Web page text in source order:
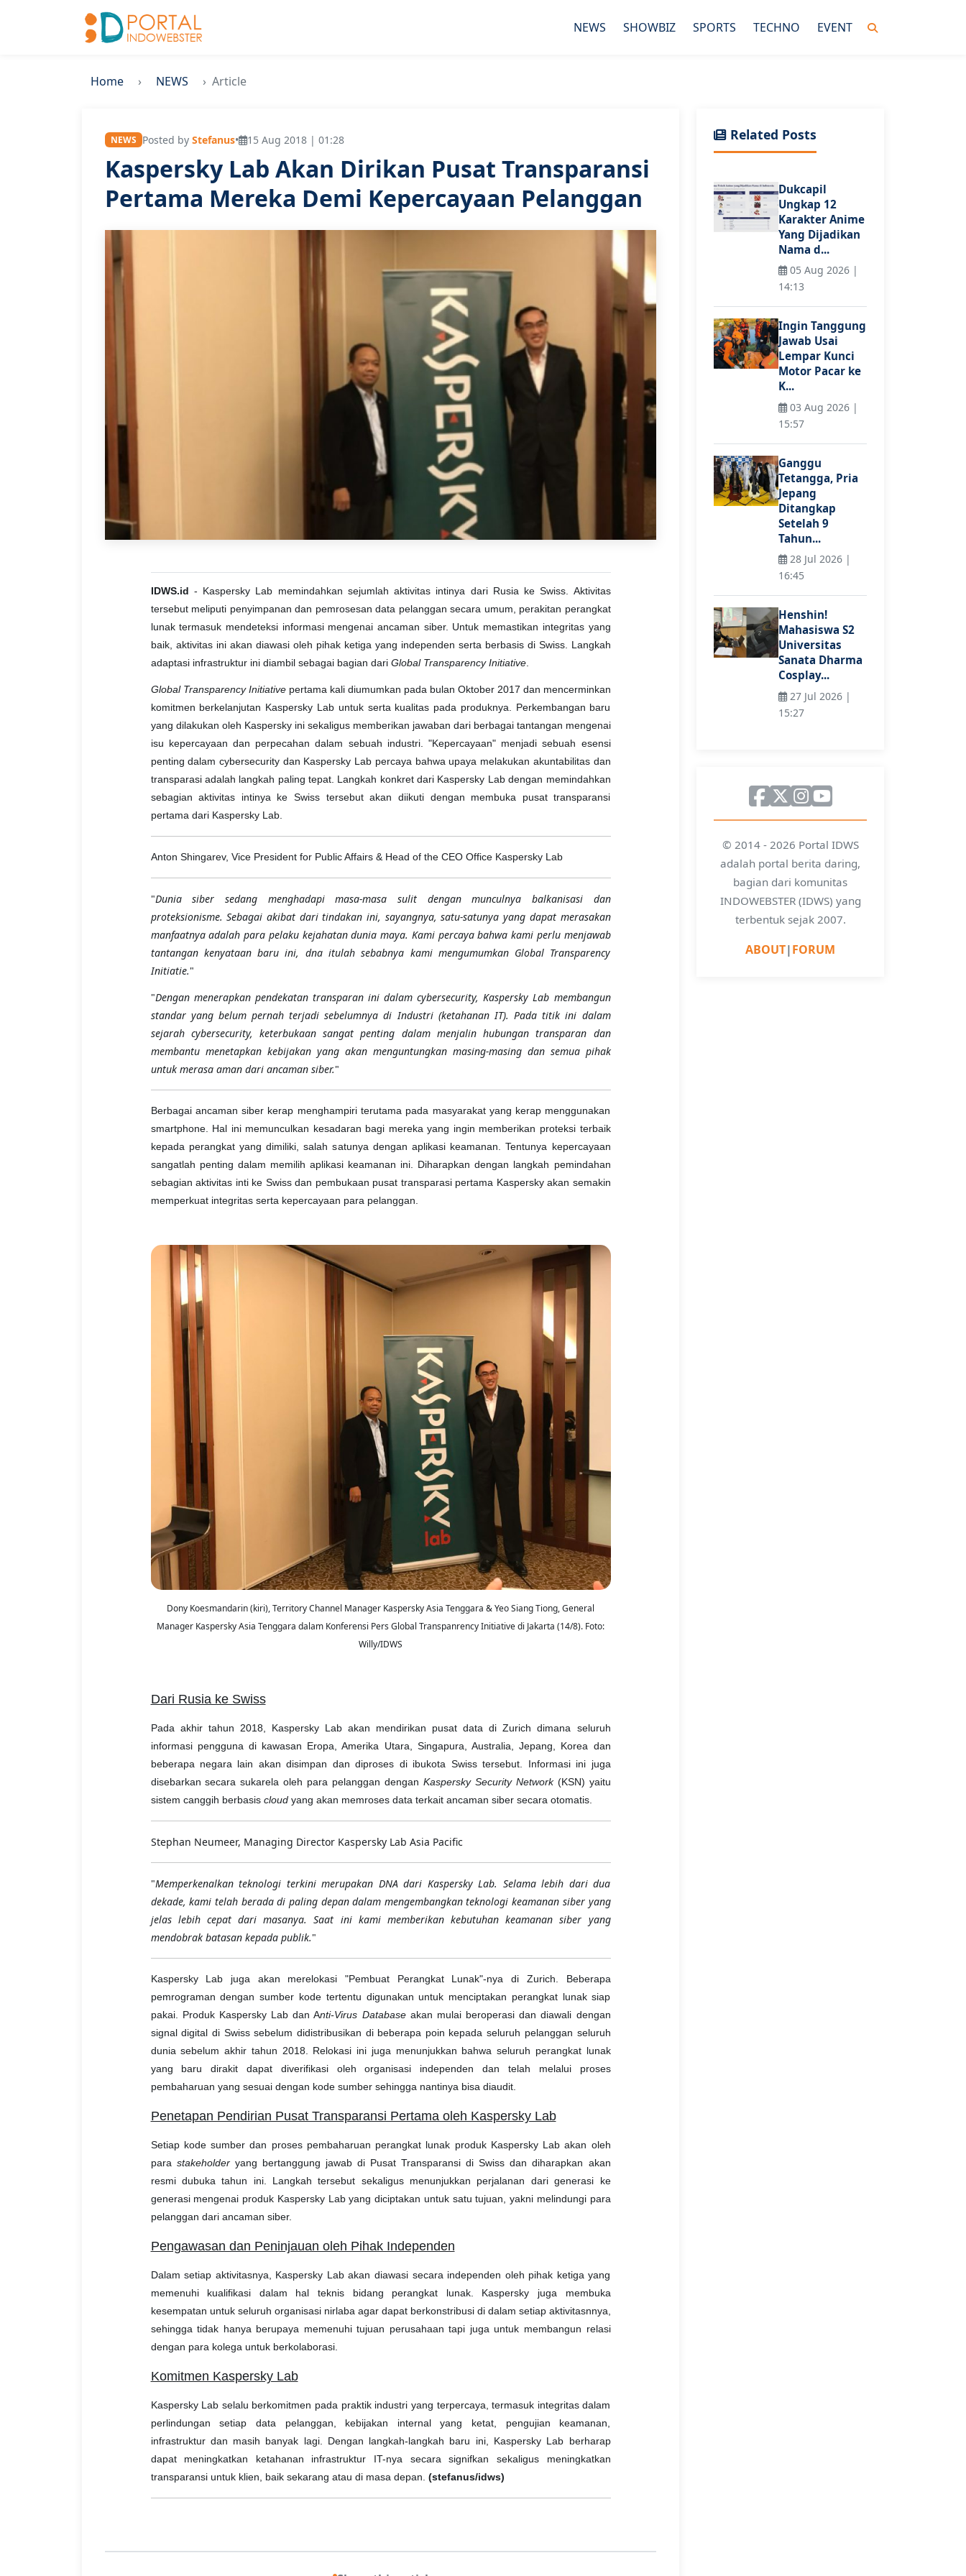
NEWS SHOWBIZ SPORTS TECHNO EVENT
Home NEWS Article
NEWS Posted by Stefanus• 15 Aug 2018 | 01:28
Kaspersky Lab Akan Dirikan Pusat Transparansi
Pertama Mereka Demi Kepercayaan Pelanggan
IDWS.id - Kaspersky Lab memindahkan sejumlah aktivitas intinya dari Rusia ke Swiss. Aktivitas
tersebut meliputi penyimpanan dan pemrosesan data pelanggan secara umum, perakitan perangkat
lunak termasuk mendeteksi informasi mengenai ancaman siber. Untuk memastikan integritas yang
baik, aktivitas ini akan diawasi oleh pihak ketiga yang independen serta berbasis di Swiss. Langkah
adaptasi infrastruktur ini diambil sebagai bagian dari Global Transparency Initiative.
Global Transparency Initiativepertama kali diumumkan pada bulan Oktober 2017 dan mencerminkan
komitmen berkelanjutan Kaspersky Lab untuk serta kualitas pada produknya. Perkembangan baru
yang dilakukan oleh Kaspersky ini sekaligus memberikan jawaban dari berbagai tantangan mengenai
isu kepercayaan dan perpecahan dalam sebuah industri. "Kepercayaan" menjadi sebuah esensi
penting dalam cybersecurity dan Kaspersky Lab percaya bahwa upaya melakukan akuntabilitas dan
transparasi adalah langkah paling tepat. Langkah konkret dari Kaspersky Lab dengan memindahkan
sebagian aktivitas intinya ke Swiss tersebut akan diikuti dengan membuka pusat transparansi
pertama dari Kaspersky Lab.
Anton Shingarev, Vice President for Public Affairs & Head of the CEO Office Kaspersky Lab
"Dunia siber sedang menghadapi masa-masa sulit dengan munculnya balkanisasi dan
proteksionisme. Sebagai akibat dari tindakan ini, sayangnya, satu-satunya yang dapat merasakan
manfaatnya adalah para pelaku kejahatan dunia maya. Kami percaya bahwa kami perlu menjawab
tantangan kenyataan baru ini, dna itulah sebabnya kami mengumumkan Global Transparency
Initiatie."
"Dengan menerapkan pendekatan transparan ini dalam cybersecurity, Kaspersky Lab membangun
standar yang belum pernah terjadi sebelumnya di Industri (ketahanan IT). Pada titik ini dalam
sejarah cybersecurity, keterbukaan sangat penting dalam menjalin hubungan transparan dan
membantu menetapkan kebijakan yang akan menguntungkan masing-masing dan semua pihak
untuk merasa aman dari ancaman siber."
Berbagai ancaman siber kerap menghampiri terutama pada masyarakat yang kerap menggunakan
smartphone. Hal ini memunculkan kesadaran bagi mereka yang ingin memberikan proteksi terbaik
kepada perangkat yang dimiliki, salah satunya dengan aplikasi keamanan. Tentunya kepercayaan
sangatlah penting dalam memilih aplikasi keamanan ini. Diharapkan dengan langkah pemindahan
sebagian aktivitas inti ke Swiss dan pembukaan pusat transparasi pertama Kaspersky akan semakin
memperkuat integritas serta kepercayaan para pelanggan.
Dony Koesmandarin (kiri), Territory Channel Manager Kaspersky Asia Tenggara & Yeo Siang Tiong, General
Manager Kaspersky Asia Tenggara dalam Konferensi Pers Global Transpanrency Initiative di Jakarta (14/8). Foto:
Willy/IDWS
Dari Rusia ke Swiss
Pada akhir tahun 2018, Kaspersky Lab akan mendirikan pusat data di Zurich dimana seluruh
informasi pengguna di kawasan Eropa, Amerika Utara, Singapura, Australia, Jepang, Korea dan
beberapa negara lain akan disimpan dan diproses di ibukota Swiss tersebut. Informasi ini juga
disebarkan secara sukarela oleh para pelanggan dengan Kaspersky Security Network(KSN) yaitu
sistem canggih berbasis cloudyang akan memroses data terkait ancaman siber secara otomatis.
Stephan Neumeer, Managing Director Kaspersky Lab Asia Pacific
"Memperkenalkan teknologi terkini merupakan DNA dari Kaspersky Lab. Selama lebih dari dua
dekade, kami telah berada di paling depan dalam mengembangkan teknologi keamanan siber yang
jelas lebih cepat dari masanya. Saat ini kami memberikan kebutuhan keamanan siber yang
mendobrak batasan kepada publik."
Kaspersky Lab juga akan merelokasi "Pembuat Perangkat Lunak"-nya di Zurich. Beberapa
pemrograman dengan sumber kode tertentu digunakan untuk menciptakan perangkat lunak siap
pakai. Produk Kaspersky Lab dan Anti-Virus Databaseakan mulai beroperasi dan diawali dengan
signal digital di Swiss sebelum didistribusikan di beberapa poin kepada seluruh pelanggan seluruh
dunia sebelum akhir tahun 2018. Relokasi ini juga menunjukkan bahwa seluruh perangkat lunak
yang baru dirakit dapat diverifikasi oleh organisasi independen dan telah melalui proses
pembaharuan yang sesuai dengan kode sumber sehingga nantinya bisa diaudit.
Penetapan Pendirian Pusat Transparansi Pertama oleh Kaspersky Lab
Setiap kode sumber dan proses pembaharuan perangkat lunak produk Kaspersky Lab akan oleh
para stakeholderyang bertanggung jawab di Pusat Transparansi di Swiss dan diharapkan akan
resmi dubuka tahun ini. Langkah tersebut sekaligus menunjukkan perjalanan dari generasi ke
generasi mengenai produk Kaspersky Lab yang diciptakan untuk satu tujuan, yakni melindungi para
pelanggan dari ancaman siber.
Pengawasan dan Peninjauan oleh Pihak Independen
Dalam setiap aktivitasnya, Kaspersky Lab akan diawasi secara independen oleh pihak ketiga yang
memenuhi kualifikasi dalam hal teknis bidang perangkat lunak. Kaspersky juga membuka
kesempatan untuk seluruh organisasi nirlaba agar dapat berkonstribusi di dalam setiap aktivitasnnya,
sehingga tidak hanya berupaya memenuhi tujuan perusahaan tapi juga untuk membangun relasi
dengan para kolega untuk berkolaborasi.
Komitmen Kaspersky Lab
Kaspersky Lab selalu berkomitmen pada praktik industri yang terpercaya, termasuk integritas dalam
perlindungan setiap data pelanggan, kebijakan internal yang ketat, pengujian keamanan,
infrastruktur dan masih banyak lagi. Dengan langkah-langkah baru ini, Kaspersky Lab berharap
dapat meningkatkan ketahanan infrastruktur IT-nya secara signifkan sekaligus meningkatkan
transparansi untuk klien, baik sekarang atau di masa depan. (stefanus/idws)
Related Posts
Dukcapil
Ungkap 12
Karakter Anime
Yang Dijadikan
Nama d...
05 Aug 2026 |
14:13
Ingin Tanggung
Jawab Usai
Lempar Kunci
Motor Pacar ke
K...
03 Aug 2026 |
15:57
Ganggu
Tetangga, Pria
Jepang
Ditangkap
Setelah 9
Tahun...
28 Jul 2026 |
16:45
Henshin!
Mahasiswa S2
Universitas
Sanata Dharma
Cosplay...
27 Jul 2026 |
15:27
© 2014 - 2026 Portal IDWS
adalah portal berita daring,
bagian dari komunitas
INDOWEBSTER (IDWS) yang
terbentuk sejak 2007.
ABOUT|FORUM